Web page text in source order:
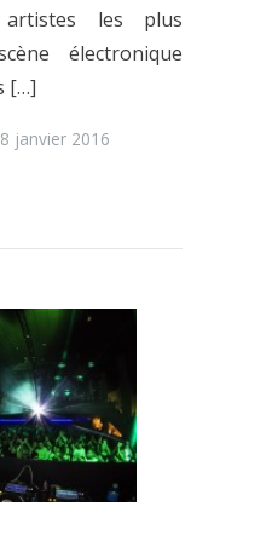
les plus
électronique
[…]
janvier 2016